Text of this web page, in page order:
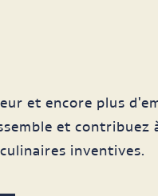
et encore plus
et contribuez
inventives.